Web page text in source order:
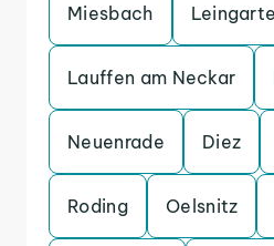
Miesbach
Lauffen am Neckar
Neuenrade Diez
Roding Oelsnitz